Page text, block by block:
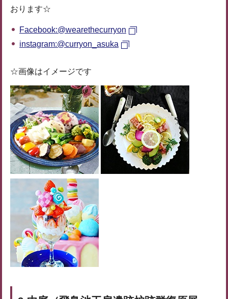
おります☆
Facebook:@wearethecurryon
instagram:@curryon_asuka
☆画像はイメージです